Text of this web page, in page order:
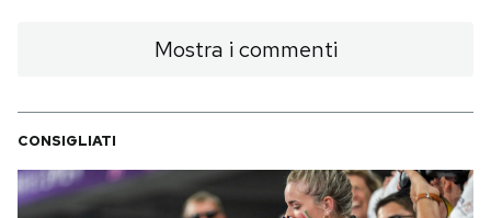
Mostra i commenti
CONSIGLIATI